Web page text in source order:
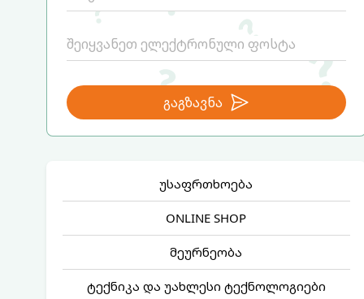
გაგზავნა
უსაფრთხოება
ONLINE SHOP
მეურნეობა
ტექნიკა და უახლესი ტექნოლოგიები